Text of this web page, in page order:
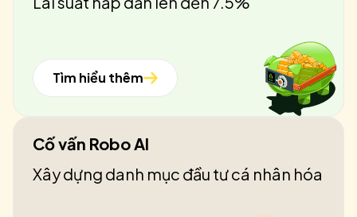
Tìm hiểu thêm
Cố vấn Robo AI
Xây dựng danh mục đầu tư cá nhân hóa